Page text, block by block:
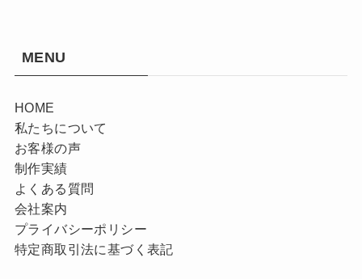
MENU
HOME
私たちについて
お客様の声
制作実績
よくある質問
会社案内
プライバシーポリシー
特定商取引法に基づく表記